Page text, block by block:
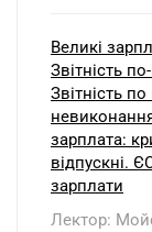
Великі
Звітність
Звітність по
зарплата:
відпускні.
зарплати
Лектор: